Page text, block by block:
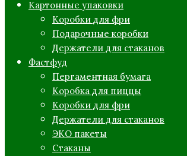
Картонные упаковки
Коробки для фри
Подарочные коробки
Держатели для стаканов
Фастфуд
Пергаментная бумага
Коробка для пиццы
Коробки для фри
Держатели для стаканов
ЭКО пакеты
Стаканы